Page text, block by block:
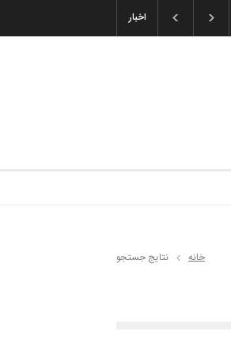
اخبار
خانه نتایج جستجو